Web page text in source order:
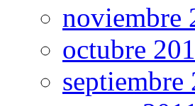
noviembre
octubre
septiembre